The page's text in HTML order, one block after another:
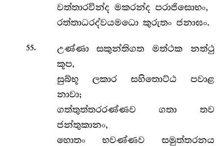
වත්තාරවින්ද මකරන්ද පරාජිසොභං,
රත්තාධරද්වයමධො කුරුතං ජනාඝං.
55.
උණ්ණා සකුන්තිගත මත්ථක නත්ථු
කූප,
සුබ්භූ ලකාර සහිතොට්ඨ පවාළ
නාවා;
ගත්තුත්තරරණ්ණව ගතා තව
ජන්තුකානං,
හොතං භවණ්ණව සමුත්තරනය